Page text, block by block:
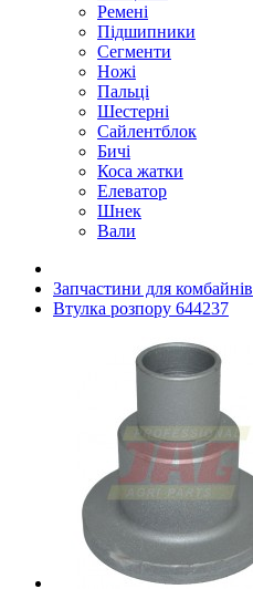
Ремені
Підшипники
Сегменти
Ножі
Пальці
Шестерні
Сайлентблок
Бичі
Коса жатки
Елеватор
Шнек
Вали
Запчастини для комбайнів
Втулка розпору 644237